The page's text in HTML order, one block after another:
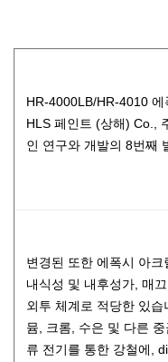
HR-4000LB/HR-4010
HLS 페인트 (상해) Co.,
인 연구와 개발의 8번째
변경된 또한 에폭시 아
내식성 및 내후성가, 매
외투 체계로 적당한 있
뮴, 크롬, 수은 및 다른
류 전기를 통한 강철에,